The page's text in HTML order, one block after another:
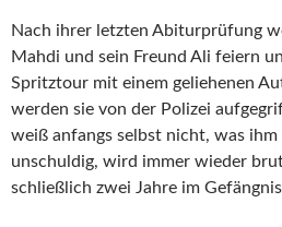
Nach ihrer letzten Abiturprüfung
Mahdi und sein Freund Ali feiern
Spritztour mit einem geliehenen
werden sie von der Polizei
weiß anfangs selbst nicht, was
unschuldig, wird immer wieder
schließlich zwei Jahre im